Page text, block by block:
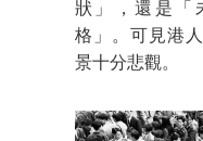
狀」，還是「
格」。可見港
景十分悲觀。